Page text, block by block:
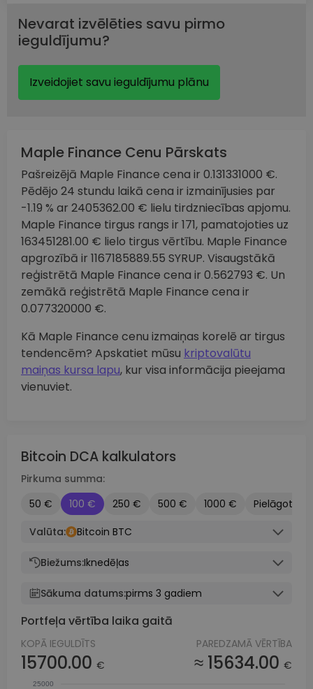
Nevarat izvēlēties savu pirmo
ieguldījumu?
Izveidojiet savu ieguldījumu plānu
Maple Finance Cenu Pārskats
Pašreizējā Maple Finance cena ir 0.131331000 €.
Pēdējo 24 stundu laikā cena ir izmainījusies par
-1.19 % ar 2405362.00 € lielu tirdzniecības apjomu.
Maple Finance tirgus rangs ir 171, pamatojoties uz
163451281.00 € lielo tirgus vērtību. Maple Finance
apgrozībā ir 1167185889.55 SYRUP. Visaugstākā
reģistrētā Maple Finance cena ir 0.562793 €. Un
zemākā reģistrētā Maple Finance cena ir
0.077320000 €.
Kā Maple Finance cenu izmaiņas korelē ar tirgus
tendencēm? Apskatiet mūsu kriptovalūtu
maiņas kursa lapu, kur visa informācija pieejama
vienuviet.
Bitcoin DCA kalkulators
Pirkuma summa:
50 €
100 € 250 € 500 € 1000 €
Pielāgots
Valūta:
Bitcoin BTC
Biežums:Iknedēļas
Sākuma datums:pirms 3 gadiem
Portfeļa vērtība laika gaitā
KOPĀ IEGULDĪTS
15700.00 €
PAREDZAMĀ VĒRTĪBA
≈ 15634.00 €
25000